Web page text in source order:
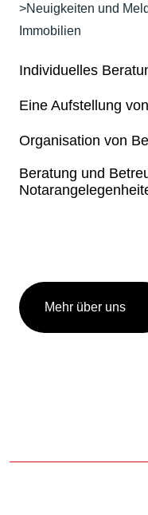
>Neuigkeiten und
Immobilien
Individuelles
Eine Aufstellung
Organisation von
Beratung und
Mehr über uns